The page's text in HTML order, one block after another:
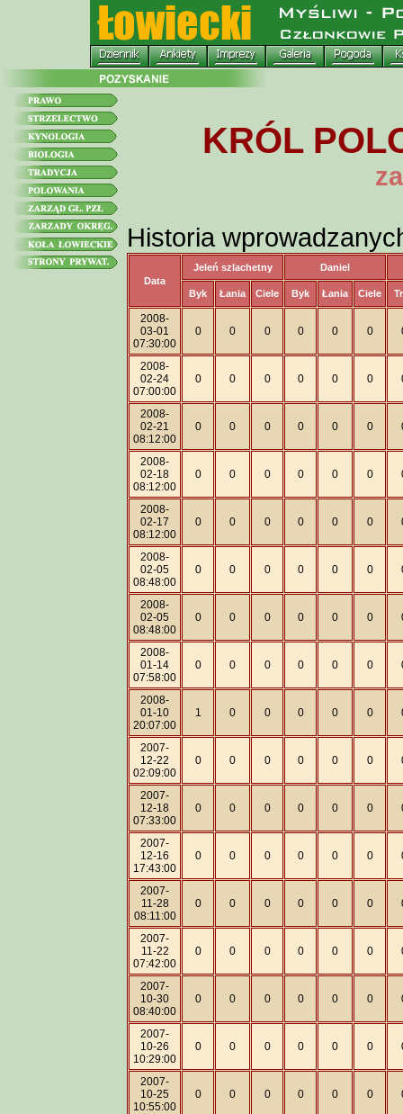
KRÓL
Historia
Data
Jeleń szlachetny Daniel
Byk Łania Ciele Byk Łania Ciele
2008-
03-01
07:30:00
0 0 0 0 0 0
2008-
02-24
07:00:00
0 0 0 0 0 0
2008-
02-21
08:12:00
0 0 0 0 0 0
2008-
02-18
08:12:00
0 0 0 0 0 0
2008-
02-17
08:12:00
0 0 0 0 0 0
2008-
02-05
08:48:00
0 0 0 0 0 0
2008-
02-05
08:48:00
0 0 0 0 0 0
2008-
01-14
07:58:00
0 0 0 0 0 0
2008-
01-10
20:07:00
1 0 0 0 0 0
2007-
12-22
02:09:00
0 0 0 0 0 0
2007-
12-18
07:33:00
0 0 0 0 0 0
2007-
12-16
17:43:00
0 0 0 0 0 0
2007-
11-28
08:11:00
0 0 0 0 0 0
2007-
11-22
07:42:00
0 0 0 0 0 0
2007-
10-30
08:40:00
0 0 0 0 0 0
2007-
10-26
10:29:00
0 0 0 0 0 0
2007-
10-25
10:55:00
0 0 0 0 0 0